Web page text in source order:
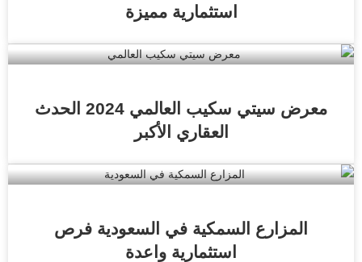
استثمارية مميزة
معرض سيتي سكيب العالمي 2024 الحدث
العقاري الأكبر
المزارع السمكية في السعودية فرص
استثمارية واعدة